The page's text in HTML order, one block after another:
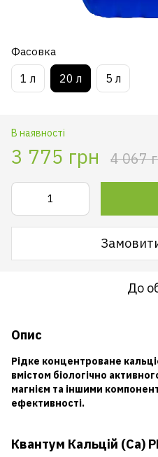
Фасовка
1 л 20 л 5 л
В наявності
3 775 грн 4 067
До
Опис
Рідке концентроване
вмістом біологічно
магнієм та іншими
ефективності.
Квантум Кальцій (Са)